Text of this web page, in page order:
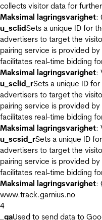
collects visitor data for
Maksimal lagringsvarighet:
u_sclidSets a unique ID for
advertisers to target the
pairing service is provided
facilitates real-time bidding
Maksimal lagringsvarighet:
u_sclid_rSets a unique ID
advertisers to target the
pairing service is provided
facilitates real-time bidding
Maksimal lagringsvarighet:
u_scsid_rSets a unique ID
advertisers to target the
pairing service is provided
facilitates real-time bidding
Maksimal lagringsvarighet:
www.track.garnius.no
4
_gaUsed to send data to